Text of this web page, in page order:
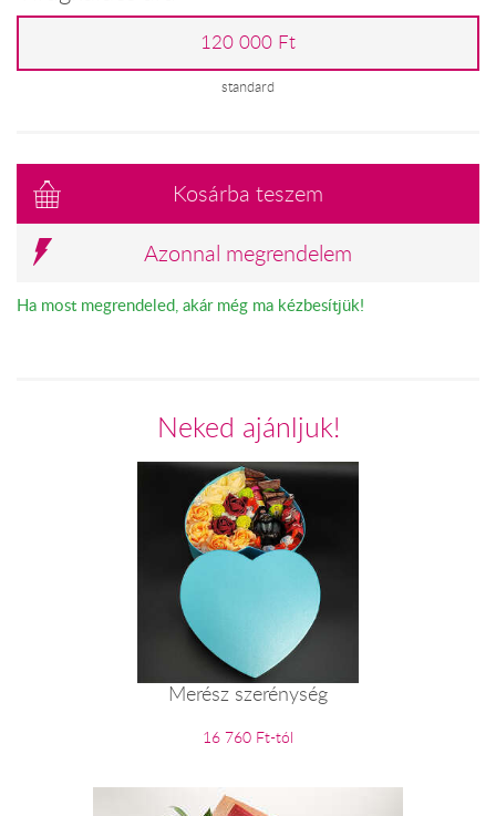
120 000 Ft
standard
Kosárba teszem
Azonnal megrendelem
Ha most megrendeled, akár még ma kézbesítjük!
Neked ajánljuk!
Merész szerénység
16 760 Ft-tól